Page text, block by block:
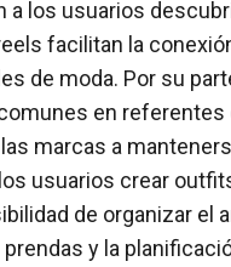
a los usuarios
facilitan la
de moda. Por su
en referentes
marcas a
usuarios crear
de organizar el
y la